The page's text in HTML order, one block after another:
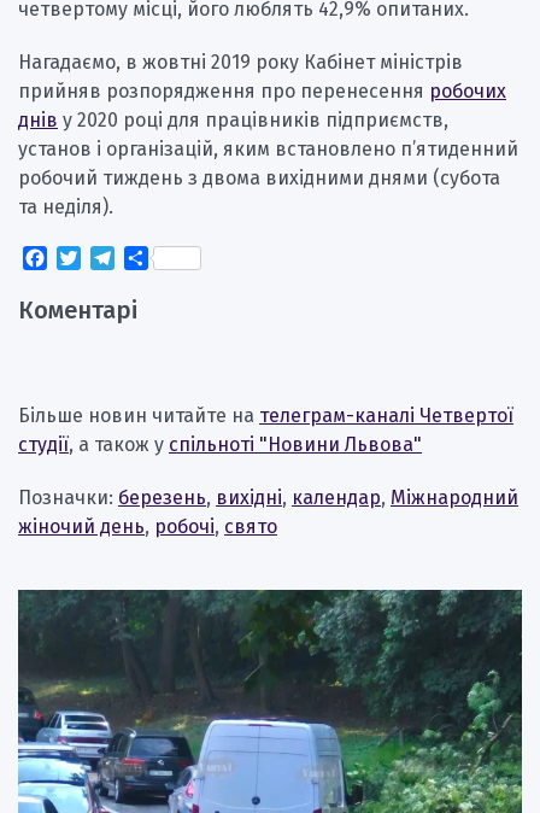
четвертому місці, його люблять 42,9% опитаних.
Нагадаємо, в жовтні 2019 року Кабінет міністрів
прийняв розпорядження про перенесення робочих
днів у 2020 році для працівників підприємств,
установ і організацій, яким встановлено п’ятиденний
робочий тиждень з двома вихідними днями (субота
та неділя).
Facebook
TwitterTelegram
Поділитися
Коментарі
Більше новин читайте на телеграм-каналі Четвертої
студії, а також у спільноті "Новини Львова"
Позначки: березень, вихідні, календар, Міжнародний
жіночий день, робочі, свято